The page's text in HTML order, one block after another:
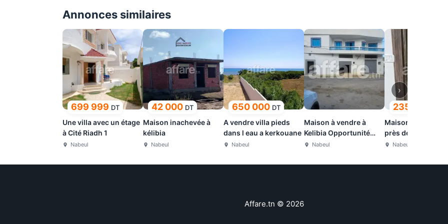
Annonces similaires
699 999 DT
Une villa avec un étage
à Cité Riadh 1
Nabeul
42 000 DT
Maison inachevée à
kélibia
Nabeul
650 000 DT
A vendre villa pieds
dans l eau a kerkouane
Nabeul
Maison à vendre à
Kelibia Opportunité
proche de la mer
Nabeul
235 000
Maison
près de la mer
Nabeul
›
Affare.tn © 2026